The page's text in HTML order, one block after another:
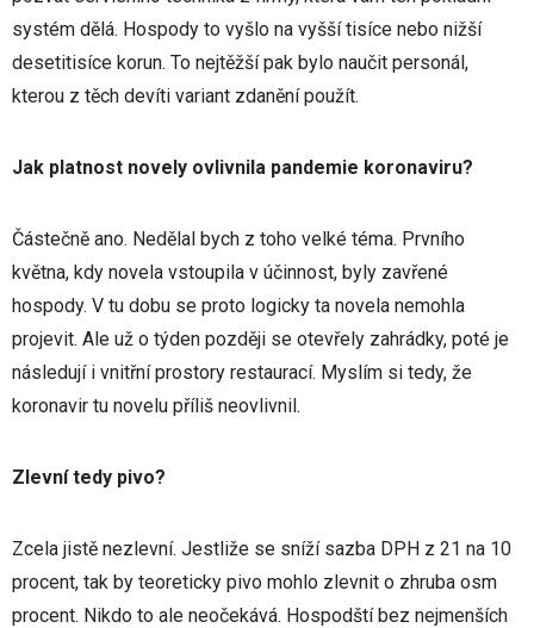
systém dělá. Hospody to vyšlo na vyšší tisíce nebo nižší
desetitisíce korun. To nejtěžší pak bylo naučit personál,
kterou z těch devíti variant zdanění použít.
Jak platnost novely ovlivnila pandemie koronaviru?
Částečně ano. Nedělal bych z toho velké téma. Prvního
května, kdy novela vstoupila v účinnost, byly zavřené
hospody. V tu dobu se proto logicky ta novela nemohla
projevit. Ale už o týden později se otevřely zahrádky, poté je
následují i vnitřní prostory restaurací. Myslím si tedy, že
koronavir tu novelu příliš neovlivnil.
Zlevní tedy pivo?
Zcela jistě nezlevní. Jestliže se sníží sazba DPH z 21 na 10
procent, tak by teoreticky pivo mohlo zlevnit o zhruba osm
procent. Nikdo to ale neočekává. Hospodští bez nejmenších